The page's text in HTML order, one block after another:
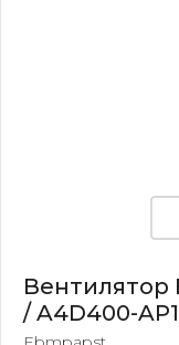
Вентилятор
/ A4D400-